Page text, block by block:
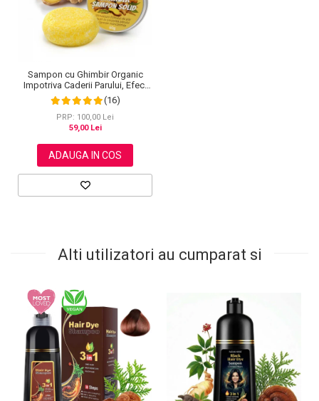
Sampon cu Ghimbir Organic
Impotriva Caderii Parului, Efect
Regenerator, 100% Natural,
NOVA KISS® 60 g
(16)
PRP: 100,00 Lei
59,00 Lei
ADAUGA IN COS
Alti utilizatori au cumparat si